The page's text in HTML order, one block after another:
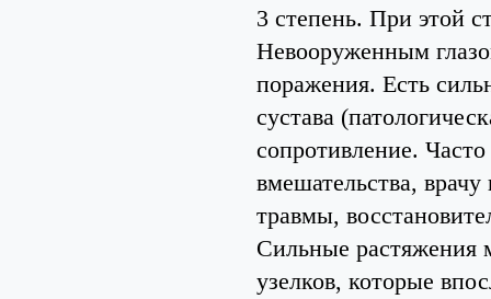
3 степень. При этой
Невооруженным
поражения. Есть
сустава
сопротивление.
вмешательства,
травмы,
Сильные растяжения
узелков, которые